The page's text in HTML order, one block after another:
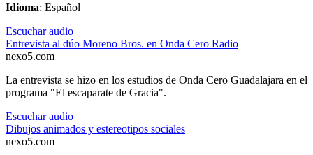
Idioma: Español
Escuchar audio
Entrevista al dúo Moreno Bros. en Onda Cero Radio
nexo5.com
La entrevista se hizo en los estudios de Onda Cero Guadalajara en el
programa "El escaparate de Gracia".
Escuchar audio
Dibujos animados y estereotipos sociales
nexo5.com